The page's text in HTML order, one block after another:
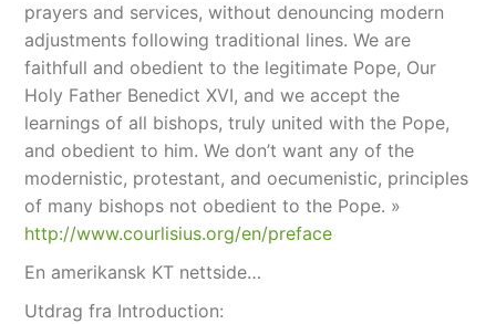
prayers and services, without denouncing modern
adjustments following traditional lines. We are
faithfull and obedient to the legitimate Pope, Our
Holy Father Benedict XVI, and we accept the
learnings of all bishops, truly united with the Pope,
and obedient to him. We don’t want any of the
modernistic, protestant, and oecumenistic, principles
of many bishops not obedient to the Pope. »
http://www.courlisius.org/en/preface
En amerikansk KT nettside…
Utdrag fra Introduction: